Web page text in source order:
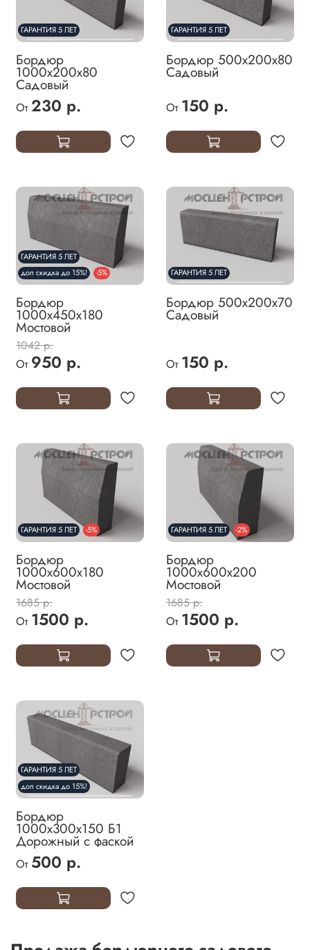
ГАРАНТИЯ 5 ЛЕТ
Бордюр
1000х200х80
Садовый
От 230 р.
ГАРАНТИЯ 5 ЛЕТ
Бордюр 500х200х80
Садовый
От 150 р.
ГАРАНТИЯ 5 ЛЕТ
доп скидка до 15%!
-5%
Бордюр
1000х450х180
Мостовой
1042 р.
От 950 р.
ГАРАНТИЯ 5 ЛЕТ
Бордюр 500х200х70
Садовый
От 150 р.
ГАРАНТИЯ 5 ЛЕТ -5%
Бордюр
1000х600х180
Мостовой
1685 р.
От 1500 р.
ГАРАНТИЯ 5 ЛЕТ -2%
Бордюр
1000х600х200
Мостовой
1685 р.
От 1500 р.
ГАРАНТИЯ 5 ЛЕТ
доп скидка до 15%!
Бордюр
1000х300х150 Б1
Дорожный с фаской
От 500 р.